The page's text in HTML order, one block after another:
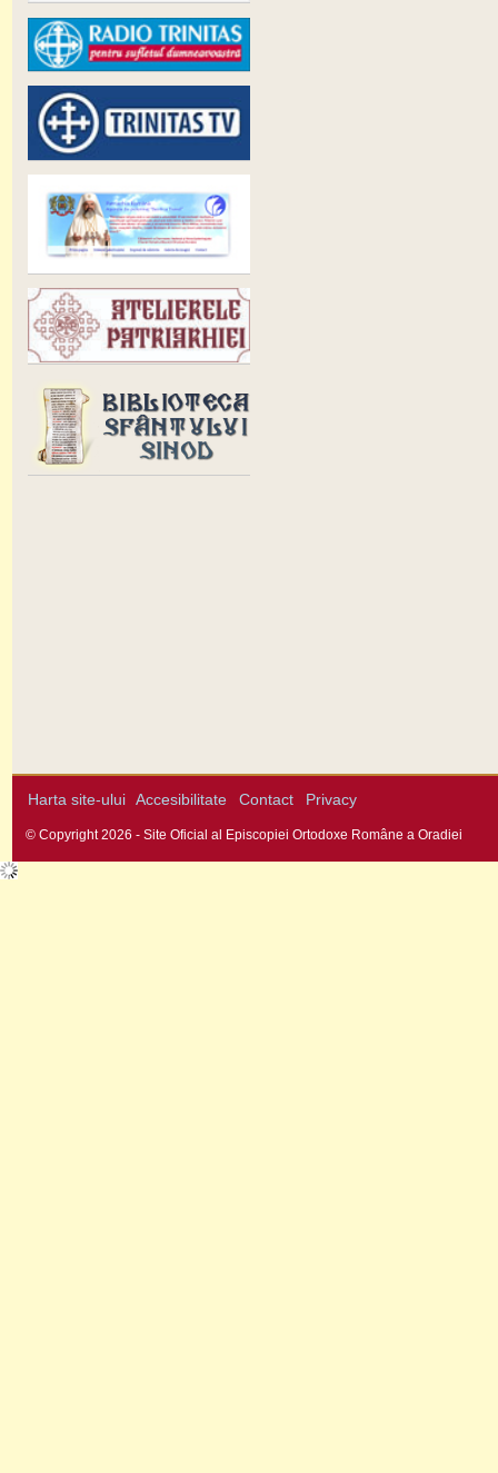
Harta site-ului Accesibilitate Contact Privacy
© Copyright 2026 - Site Oficial al Episcopiei Ortodoxe Române a Oradiei